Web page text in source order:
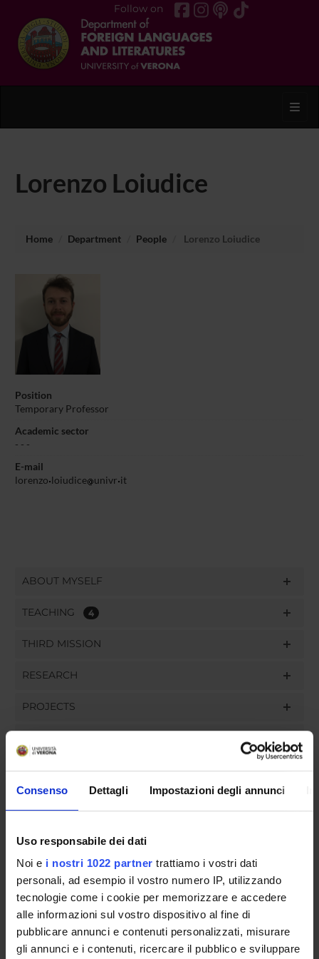
Consenso Dettagli Impostazioni degli annunci
Uso responsabile dei dati
Noi e i nostri 1022 partner trattiamo i vostri dati
personali, ad esempio il vostro numero IP, utilizzando
tecnologie come i cookie per memorizzare e accedere
alle informazioni sul vostro dispositivo al fine di
pubblicare annunci e contenuti personalizzati, misurare
gli annunci e i contenuti, ricercare il pubblico e sviluppare
Follow on
Lorenzo Loiudice
Home Department People Lorenzo Loiudice
Position
Temporary Professor
Academic sector
- - -
E-mail
lorenzo loiudice univr it
ABOUT MYSELF
TEACHING 4
THIRD MISSION
RESEARCH
PROJECTS
GOVERNANCE
COMMITTEES
DEPARTMENT ADMINISTRATION OFFICES
STUDENT ADMINISTRATION OFFICES